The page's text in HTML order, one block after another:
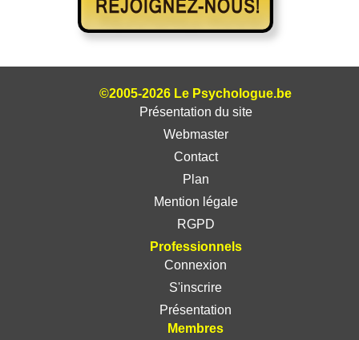
©2005-2026 Le Psychologue.be
Présentation du site
Webmaster
Contact
Plan
Mention légale
RGPD
Professionnels
Connexion
S'inscrire
Présentation
Membres